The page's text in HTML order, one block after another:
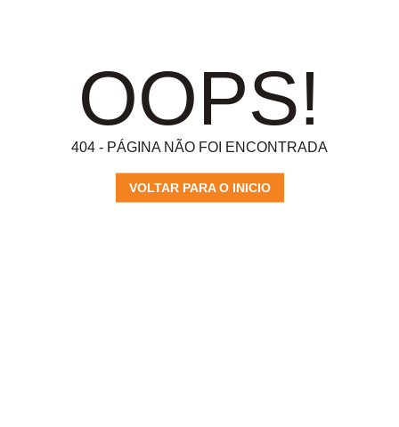
OOPS!
404 - PÁGINA NÃO FOI ENCONTRADA
VOLTAR PARA O INICIO